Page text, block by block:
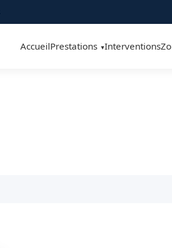
AccueilPrestations ▾Interventions